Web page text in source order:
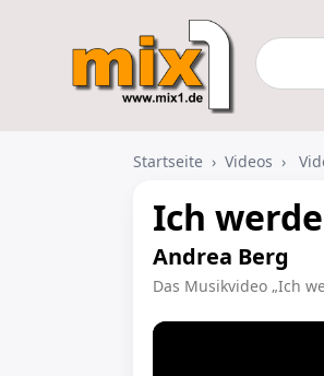
Startseite › Videos ›
Ich
Andrea Berg
Das Musikvideo „Ich